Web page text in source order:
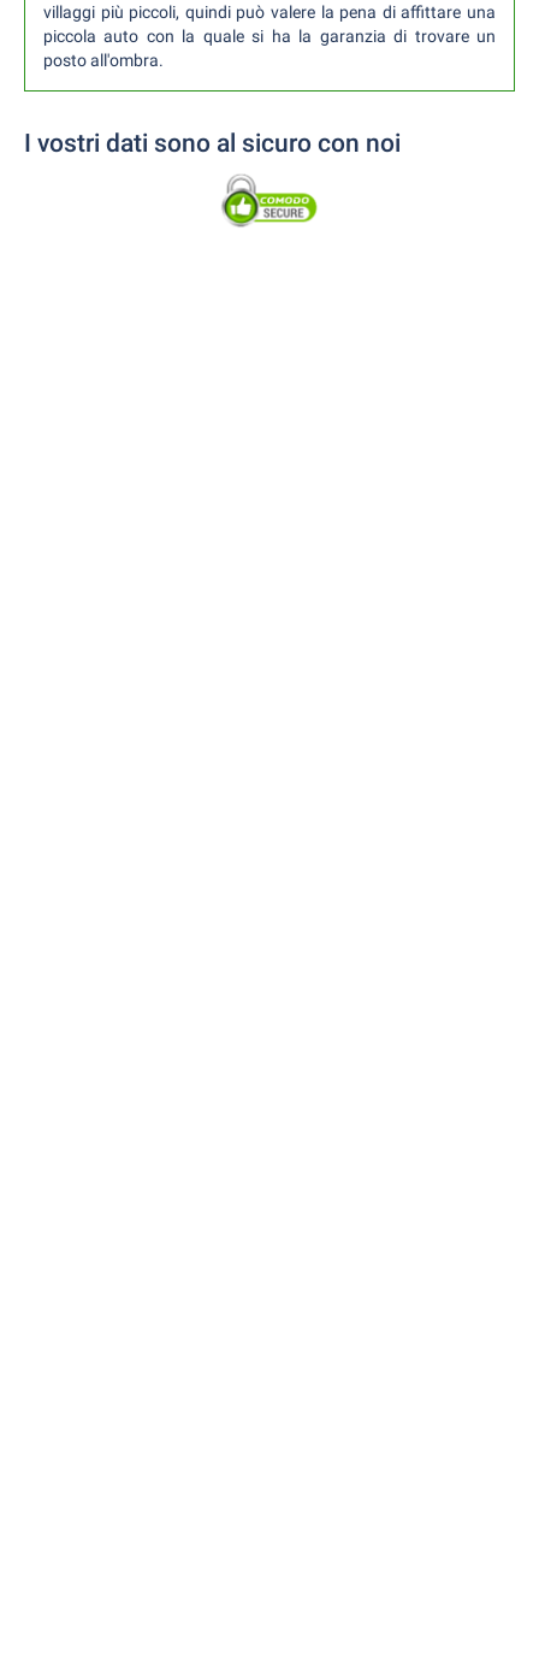
villaggi più piccoli, quindi può valere la pena di affittare una
piccola auto con la quale si ha la garanzia di trovare un
posto all'ombra.
I vostri dati sono al sicuro con noi